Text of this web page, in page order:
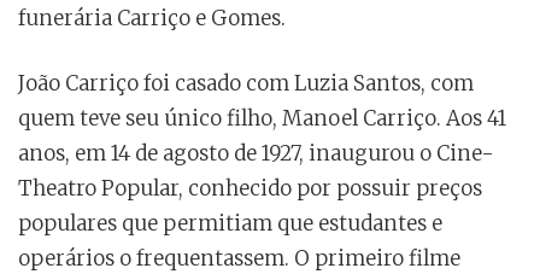
funerária Carriço e Gomes.
João Carriço foi casado com Luzia Santos, com
quem teve seu único filho, Manoel Carriço. Aos 41
anos, em 14 de agosto de 1927, inaugurou o Cine-
Theatro Popular, conhecido por possuir preços
populares que permitiam que estudantes e
operários o frequentassem. O primeiro filme